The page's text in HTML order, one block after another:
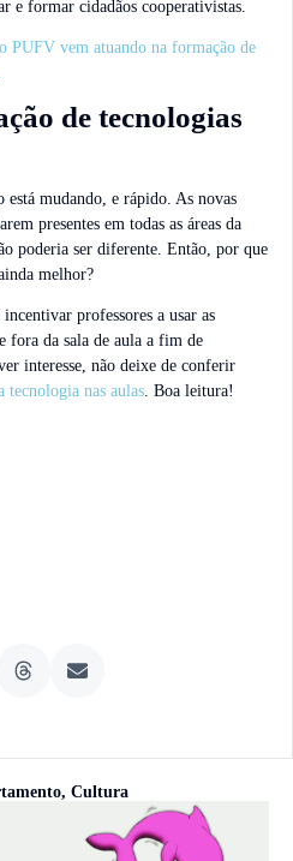
e formar cidadãos cooperativistas.
PUFV vem atuando na formação de
de tecnologias
mudando, e rápido. As novas
presentes em todas as áreas da
poderia ser diferente. Então, por que
melhor?
professores a usar as
fora da sala de aula a fim de
interesse, não deixe de conferir
tecnologia nas aulas. Boa leitura!
, Cultura